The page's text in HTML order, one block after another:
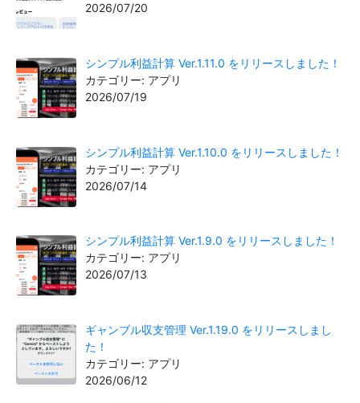
2026/07/20
シンプル利益計算 Ver.1.11.0 をリリースしました！
カテゴリー: アプリ
2026/07/19
シンプル利益計算 Ver.1.10.0 をリリースしました！
カテゴリー: アプリ
2026/07/14
シンプル利益計算 Ver.1.9.0 をリリースしました！
カテゴリー: アプリ
2026/07/13
ギャンブル収支管理 Ver.1.19.0 をリリースしまし
た！
カテゴリー: アプリ
2026/06/12